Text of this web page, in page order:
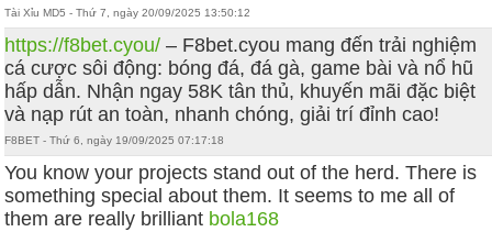
Tài Xỉu MD5 - Thứ 7, ngày 20/09/2025 13:50:12
https://f8bet.cyou/ – F8bet.cyou mang đến trải nghiệm
cá cược sôi động: bóng đá, đá gà, game bài và nổ hũ
hấp dẫn. Nhận ngay 58K tân thủ, khuyến mãi đặc biệt
và nạp rút an toàn, nhanh chóng, giải trí đỉnh cao!
F8BET - Thứ 6, ngày 19/09/2025 07:17:18
You know your projects stand out of the herd. There is
something special about them. It seems to me all of
them are really brilliant bola168